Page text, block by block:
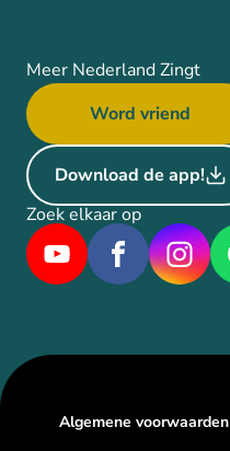
Meer Nederland Zingt
Word vriend
Download de app!
Zoek elkaar op
Algemene voorwaarden